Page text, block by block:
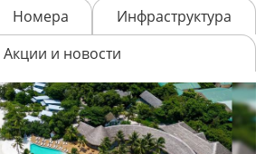
Номера
Инфраструктура
Акции и новости